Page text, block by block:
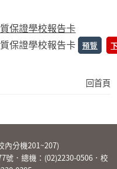
保證學校報告卡
保證學校報告卡
預覽
回首頁
內分機201~207)
號．總機： (02)2230-0506 ．校